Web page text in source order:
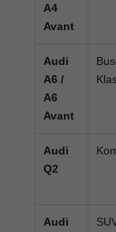
A4
Avant
Audi
A6 /
A6
Avant
Audi
Q2
Audi